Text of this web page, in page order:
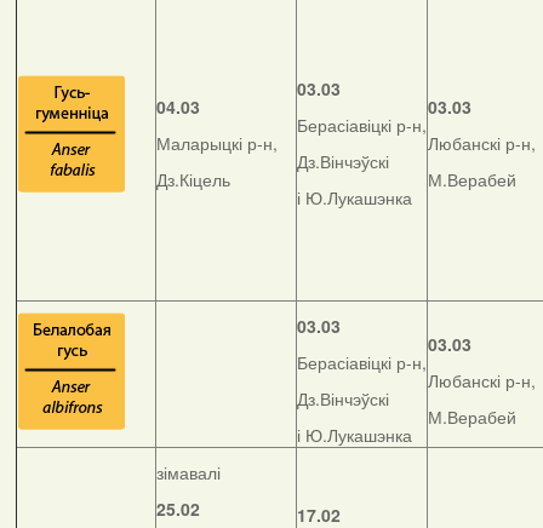
04.03
Маларыцкі р-н,
Дз.Кіцель
03.03
Берасіавіцкі р-н,
Дз.Вінчэўскі
і Ю.Лукашэнка
03.03
Любанскі р-н,
М.Верабей
03.03
Берасіавіцкі р-н,
Дз.Вінчэўскі
і Ю.Лукашэнка
03.03
Любанскі р-н,
М.Верабей
зімавалі
25.02
17.02